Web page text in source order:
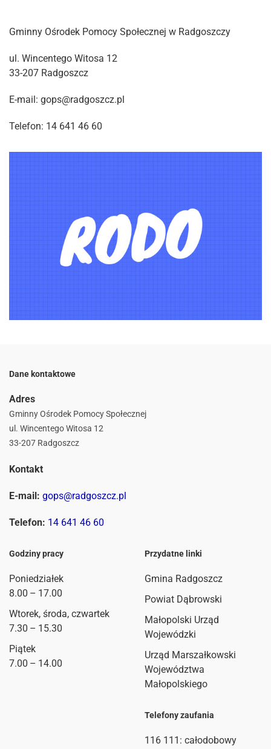
Gminny Ośrodek Pomocy Społecznej w Radgoszczy
ul. Wincentego Witosa 12
33-207 Radgoszcz
E-mail: gops@radgoszcz.pl
Telefon: 14 641 46 60
Dane kontaktowe
Adres
Gminny Ośrodek Pomocy Społecznej
ul. Wincentego Witosa 12
33-207 Radgoszcz
Kontakt
E-mail: gops@radgoszcz.pl
Telefon: 14 641 46 60
Godziny pracy
Poniedziałek
8.00 – 17.00
Wtorek, środa, czwartek
7.30 – 15.30
Piątek
7.00 – 14.00
Przydatne linki
Gmina Radgoszcz
Powiat Dąbrowski
Małopolski Urząd
Wojewódzki
Urząd Marszałkowski
Województwa
Małopolskiego
Telefony zaufania
116 111 : całodobowy